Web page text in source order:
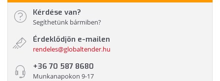
Kérdése van?
Segíthetünk bármiben?
Érdeklődjön e-mailen
rendeles@globaltender.hu
+36 70 587 8680
Munkanapokon 9-17